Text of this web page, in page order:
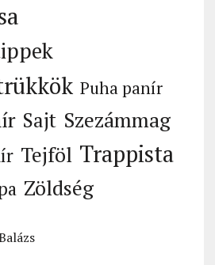
Puha panír
Sajt Szezámmag
Tejföl Trappista
Zöldség